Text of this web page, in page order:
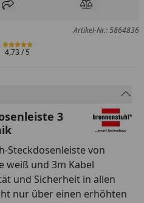
hinzufügen
Teilen Produkt
Artikel-Nr.: 5864836
4,73/ 5
3
Steckdosenleiste von
weiß und 3m Kabel
und Sicherheit in allen
nur über einen erhöhten